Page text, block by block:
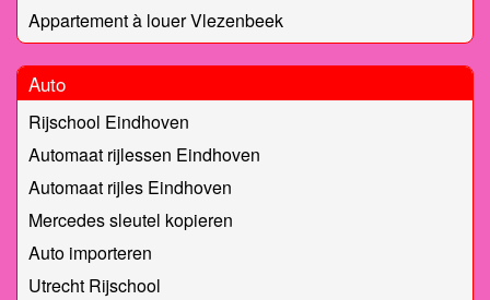
Appartement à louer Vlezenbeek
Auto
Rijschool Eindhoven
Automaat rijlessen Eindhoven
Automaat rijles Eindhoven
Mercedes sleutel kopieren
Auto importeren
Utrecht Rijschool